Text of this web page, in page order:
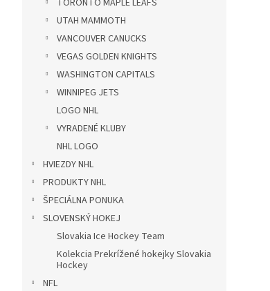
UTAH MAMMOTH
VANCOUVER CANUCKS
VEGAS GOLDEN KNIGHTS
WASHINGTON CAPITALS
WINNIPEG JETS
LOGO NHL
VYRADENÉ KLUBY
NHL LOGO
HVIEZDY NHL
PRODUKTY NHL
ŠPECIÁLNA PONUKA
SLOVENSKÝ HOKEJ
Slovakia Ice Hockey Team
Kolekcia Prekrížené hokejky Slovakia
Hockey
NFL